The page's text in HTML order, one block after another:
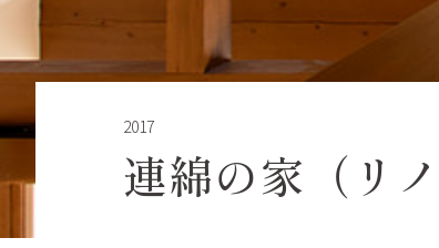
2017
連綿の家（リ